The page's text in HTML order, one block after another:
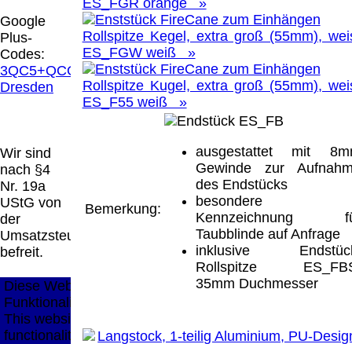
Google
Plus-
Codes:
3QC5+QCG
Dresden
Wir sind
nach §4
Nr. 19a
UStG von
der
Umsatzsteuer
befreit.
ES_FGR orange »
Rollspitze Kegel, extra groß (55mm),
ES_FGW weiß »
Rollspitze Kugel, extra groß (55mm),
ES_F55 weiß »
Bemerkung:
ausgestattet mit
Gewinde zur
des Endstücks
besondere
Kennzeichnung
Taubblinde auf Anfrage
inklusive
Rollspitze
35mm Duchmesser
Inhalten distanziert. Hiermit distanzieren wir
uns ausdrücklich von allen Inhalten, aller
gelinkten Seiten auf unserer Homepage und
machen uns diese Inhalte nicht zu eigen.
Diese Erklärung gilt für alle auf unserer
Homepage angebrachten Links.
Die Europäische Kommission stellt eine
Plattform zur Online-Streitbeilegung (OS)
bereit. Die Plattform finden Sie unter
http://ec.europa.eu/consumers/odr/Unsere E-
Mailadresse lautet:
info@meteor.vision.
Seitenanfang
AGB Widerruf
Datenschutz
Urheberrechte Kontakt Links
Katalog (PDF)
große Anzeige
Diese Website nutzt Cookies, um bestmögliche
Funktionalität bieten zu können.
This website uses cookies to provide the best possible
functionality.